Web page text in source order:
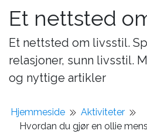
Et nettsted
Et nettsted om livsstil.
relasjoner, sunn livsstil.
og nyttige artikler
Hjemmeside
Aktiviteter
Hvordan du gjør en ollie